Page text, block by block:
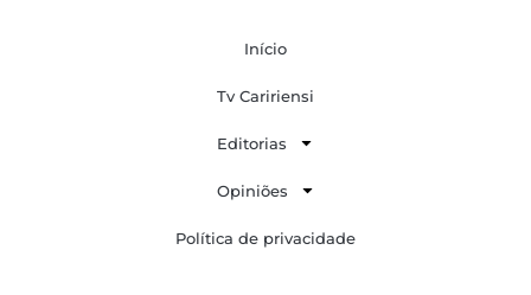
Início
Tv Caririensi
Editorias
Opiniões
Política de privacidade